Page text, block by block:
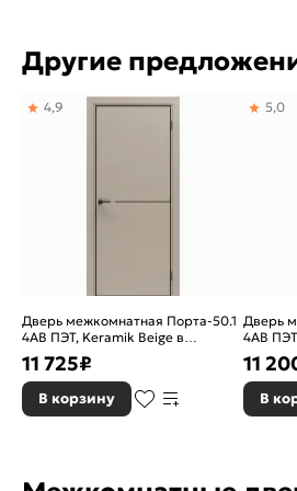
Другие
Дверь межкомнатная Порта-50.1
4AB ПЭТ, Keramik Beige в
комплекте с врезанной черной
магнитной защелкой, глухая,
кромка алюминиевая черная
матовая, каркасно-щитовая
4,9
11 725₽
В корзину
Дверь
4AB
кромка
5,0
11
В